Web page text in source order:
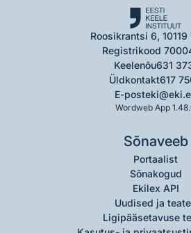
Roosikrantsi 6, 10119
Registrikood
Keelenõu631
Üldkontakt617
E-post
Wordweb App
Sõnaveeb
Portaalist
Sõnakogud
Ekilex API
Uudised ja
Ligipääsetavuse